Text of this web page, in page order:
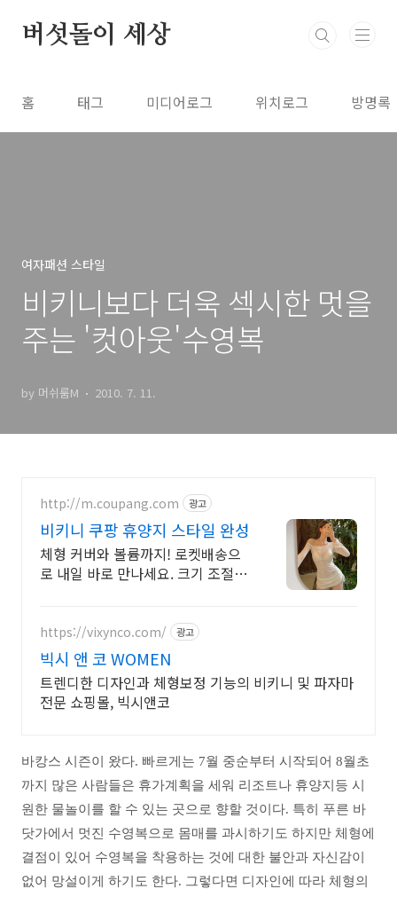
버섯돌이 세상
홈 태그 미디어로그 위치로그 방명록
여자패션 스타일
비키니보다 더욱 섹시한 멋을
주는 '컷아웃'수영복
by 머쉬룸M 2010. 7. 11.
http://m.coupang.com 광고
비키니 쿠팡 휴양지 스타일 완성
체형 커버와 볼륨까지! 로켓배송으
로 내일 바로 만나세요. 크기 조절 가
https://vixynco.com/ 광고
빅시 앤 코 WOMEN
트렌디한 디자인과 체형보정 기능의 비키니 및 파자마
전문 쇼핑몰, 빅시앤코
바캉스 시즌이 왔다. 빠르게는 7월 중순부터 시작되어 8월초
까지 많은 사람들은 휴가계획을 세워 리조트나 휴양지등 시
원한 물놀이를 할 수 있는 곳으로 향할 것이다. 특히 푸른 바
닷가에서 멋진 수영복으로 몸매를 과시하기도 하지만 체형에
결점이 있어 수영복을 착용하는 것에 대한 불안과 자신감이
없어 망설이게 하기도 한다. 그렇다면 디자인에 따라 체형의